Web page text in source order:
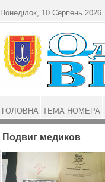
Подвиг медиков
Понеділок, 10 Серпень 2026
ГОЛОВНА ТЕМА НОМЕРА